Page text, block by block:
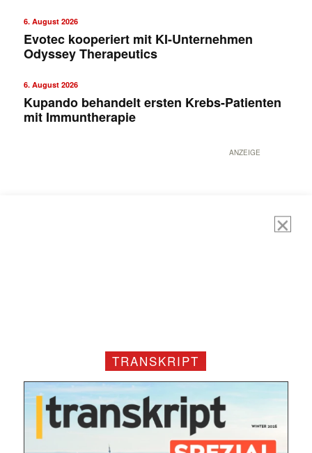
Mail
(erforderlich)
6. August 2026
Evotec kooperiert mit KI-Unternehmen
Odyssey Therapeutics
6. August 2026
Kupando behandelt ersten Krebs-Patienten
mit Immuntherapie
ANZEIGE
TRANSKRIPT